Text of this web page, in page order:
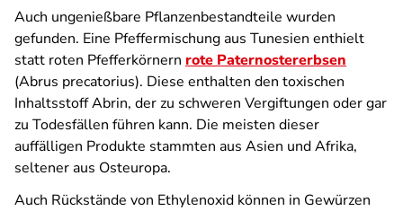
Auch ungenießbare Pflanzenbestandteile wurden
gefunden. Eine Pfeffermischung aus Tunesien enthielt
statt roten Pfefferkörnern rote Paternostererbsen
(Abrus precatorius). Diese enthalten den toxischen
Inhaltsstoff Abrin, der zu schweren Vergiftungen oder gar
zu Todesfällen führen kann. Die meisten dieser
auffälligen Produkte stammten aus Asien und Afrika,
seltener aus Osteuropa.
Auch Rückstände von Ethylenoxid können in Gewürzen